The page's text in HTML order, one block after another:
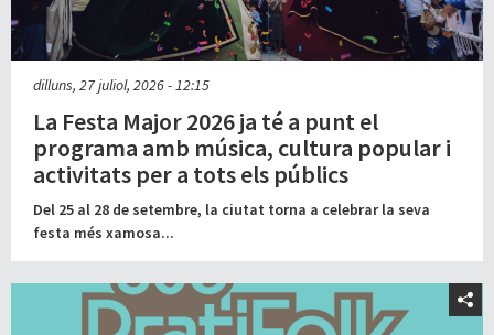
dilluns, 27 juliol, 2026 - 12:15
La Festa Major 2026 ja té a punt el
programa amb música, cultura popular i
activitats per a tots els públics
Del 25 al 28 de setembre, la ciutat torna a celebrar la seva
festa més xamosa...